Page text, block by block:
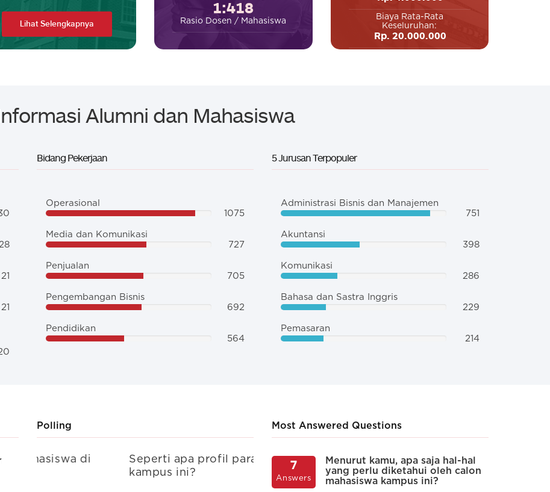
Lihat Selengkapnya
1:418
Rasio Dosen / Mahasiswa
Biaya Rata-Rata
Keseluruhan:
Rp. 20.000.000
Alumni dan Mahasiswa
21
21
Bidang Pekerjaan
Operasional
1075
Media dan Komunikasi
727
Penjualan
705
Pengembangan Bisnis
692
Pendidikan
564
5 Jurusan Terpopuler
Administrasi Bisnis dan Manajemen
751
Akuntansi
398
Komunikasi
286
Bahasa dan Sastra Inggris
229
Pemasaran
214
Kegiatan sosial mahasiswa
Polling
Seperti apa profil para pengajar di
Apakah di luar kelas sering terjadi
diskusi akademis seputar materi
kuilah, tugas baik antar sesama
Seberapa
mahasiswa
Most Answered Questions
7
Answers
Menurut kamu, apa saja hal-hal
yang perlu diketahui oleh calon
mahasiswa kampus ini?